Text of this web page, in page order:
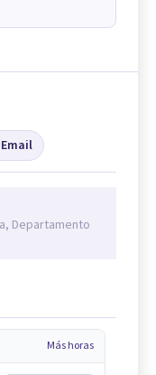
Email
Departamento
Más horas